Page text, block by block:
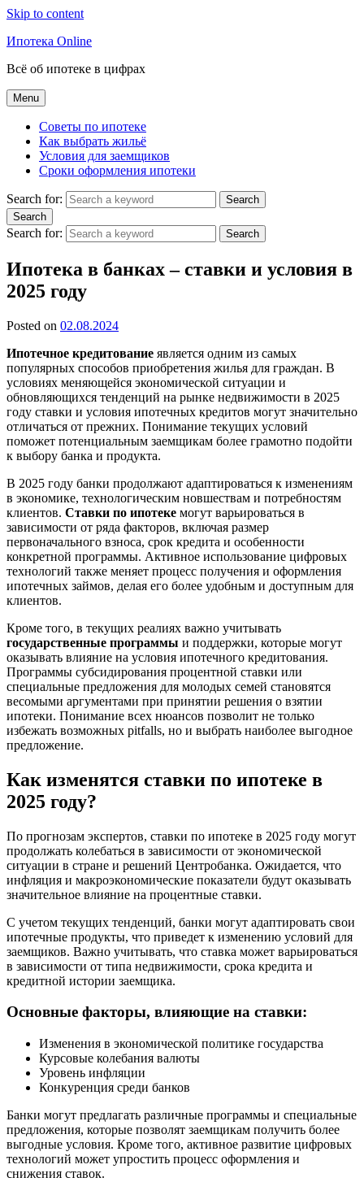
Skip to content
Ипотека Online
Всё об ипотеке в цифрах
Menu
Советы по ипотеке
Как выбрать жильё
Условия для заемщиков
Сроки оформления ипотеки
Search for:
Search
Search
Search for: Search
Ипотека в банках – ставки и условия в
2025 году
Posted on 02.08.2024
Ипотечное кредитование является одним из самых
популярных способов приобретения жилья для граждан. В
условиях меняющейся экономической ситуации и
обновляющихся тенденций на рынке недвижимости в 2025
году ставки и условия ипотечных кредитов могут значительно
отличаться от прежних. Понимание текущих условий
поможет потенциальным заемщикам более грамотно подойти
к выбору банка и продукта.
В 2025 году банки продолжают адаптироваться к изменениям
в экономике, технологическим новшествам и потребностям
клиентов. Ставки по ипотеке могут варьироваться в
зависимости от ряда факторов, включая размер
первоначального взноса, срок кредита и особенности
конкретной программы. Активное использование цифровых
технологий также меняет процесс получения и оформления
ипотечных займов, делая его более удобным и доступным для
клиентов.
Кроме того, в текущих реалиях важно учитывать
государственные программы и поддержки, которые могут
оказывать влияние на условия ипотечного кредитования.
Программы субсидирования процентной ставки или
специальные предложения для молодых семей становятся
весомыми аргументами при принятии решения о взятии
ипотеки. Понимание всех нюансов позволит не только
избежать возможных pitfalls, но и выбрать наиболее выгодное
предложение.
Как изменятся ставки по ипотеке в
2025 году?
По прогнозам экспертов, ставки по ипотеке в 2025 году могут
продолжать колебаться в зависимости от экономической
ситуации в стране и решений Центробанка. Ожидается, что
инфляция и макроэкономические показатели будут оказывать
значительное влияние на процентные ставки.
С учетом текущих тенденций, банки могут адаптировать свои
ипотечные продукты, что приведет к изменению условий для
заемщиков. Важно учитывать, что ставка может варьироваться
в зависимости от типа недвижимости, срока кредита и
кредитной истории заемщика.
Основные факторы, влияющие на ставки:
Изменения в экономической политике государства
Курсовые колебания валюты
Уровень инфляции
Конкуренция среди банков
Банки могут предлагать различные программы и специальные
предложения, которые позволят заемщикам получить более
выгодные условия. Кроме того, активное развитие цифровых
технологий может упростить процесс оформления и
снижения ставок.